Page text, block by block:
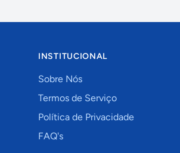
INSTITUCIONAL
Sobre Nós
Termos de Serviço
Política de Privacidade
FAQ's